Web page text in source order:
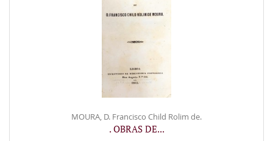
MOURA, D. Francisco Child Rolim de.
. OBRAS DE...